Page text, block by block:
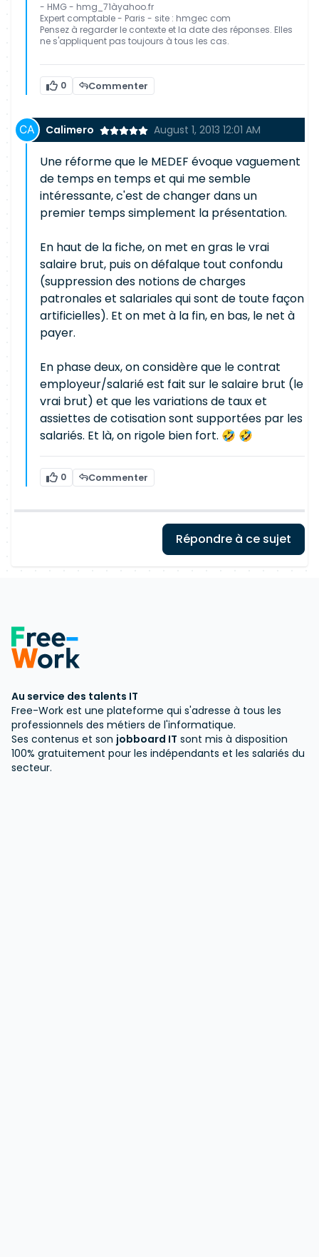
- HMG - hmg_71àyahoo.fr
Expert comptable - Paris - site : hmgec com
Pensez à regarder le contexte et la date des réponses. Elles
ne s'appliquent pas toujours à tous les cas.
0 Commenter
Calimero August 1, 2013 12:01 AM
Une réforme que le MEDEF évoque vaguement
de temps en temps et qui me semble
intéressante, c'est de changer dans un
premier temps simplement la présentation.
En haut de la fiche, on met en gras le vrai
salaire brut, puis on défalque tout confondu
(suppression des notions de charges
patronales et salariales qui sont de toute façon
artificielles). Et on met à la fin, en bas, le net à
payer.
En phase deux, on considère que le contrat
employeur/salarié est fait sur le salaire brut (le
vrai brut) et que les variations de taux et
assiettes de cotisation sont supportées par les
salariés. Et là, on rigole bien fort. 🤣 🤣
0 Commenter
Répondre à ce sujet
Au service des talents IT
Free-Work est une plateforme qui s'adresse à tous les
professionnels des métiers de l'informatique.
Ses contenus et son jobboard IT sont mis à disposition
100% gratuitement pour les indépendants et les salariés du
secteur.